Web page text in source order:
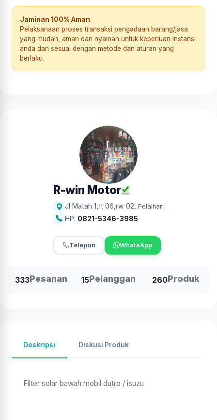
Jaminan 100% Aman
Pelaksanaan proses transaksi pengadaan barang/jasa
yang mudah, aman dan nyaman untuk keperluan instansi
anda dan sesuai dengan metode dan aturan yang
berlaku.
R-win Motor
Jl Matah 1,rt 06,rw 02 Pelaihari
HP: 0821-5346-3985
Telepon WhatsApp
333Pesanan 15Pelanggan 260Produk
Deskripsi Diskusi Produk
Filter solar bawah mobil dutro / isuzu